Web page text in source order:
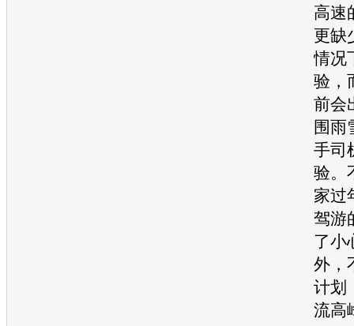
高速
更缺
情况
验，
前会
围雨
手司
验。
家过
驾游
了小
外，
计划
流高